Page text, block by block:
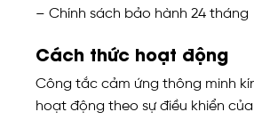
– Chính sách bảo hành 24 tháng
Cách thức hoạt động
Công tắc cảm ứng thông minh
hoạt động theo sự điều khiển